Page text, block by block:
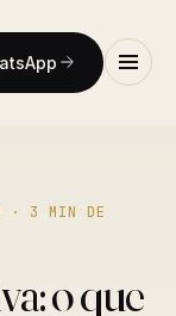
· 3 MIN DE
o que